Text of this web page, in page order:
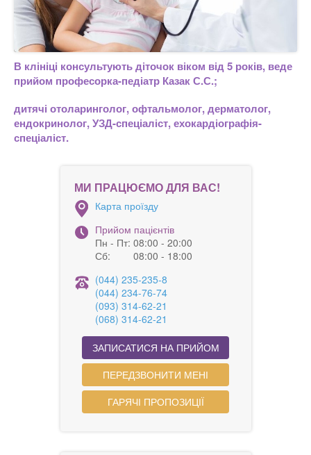
В клініці консультують діточок віком від 5 років, веде
прийом професорка-педіатр Казак С.С.;
дитячі отоларинголог, офтальмолог, дерматолог,
ендокринолог, УЗД-спеціаліст, ехокардіографія-
спеціаліст.
МИ ПРАЦЮЄМО ДЛЯ ВАС!
Карта проїзду
Прийом пацієнтів
Пн - Пт: 08:00 - 20:00
Сб:
08:00 - 18:00
(044) 235-235-8
(044) 234-76-74
(093) 314-62-21
(068) 314-62-21
ЗАПИСАТИСЯ НА ПРИЙОМ
ПЕРЕДЗВОНИТИ МЕНІ
ГАРЯЧІ ПРОПОЗИЦІЇ